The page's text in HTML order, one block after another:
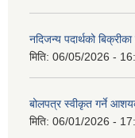
नदिजन्य पदार्थको
मिति: 06/05/2026 -
बोलपत्र स्वीकृत गर्ने
मिति: 06/01/2026 -